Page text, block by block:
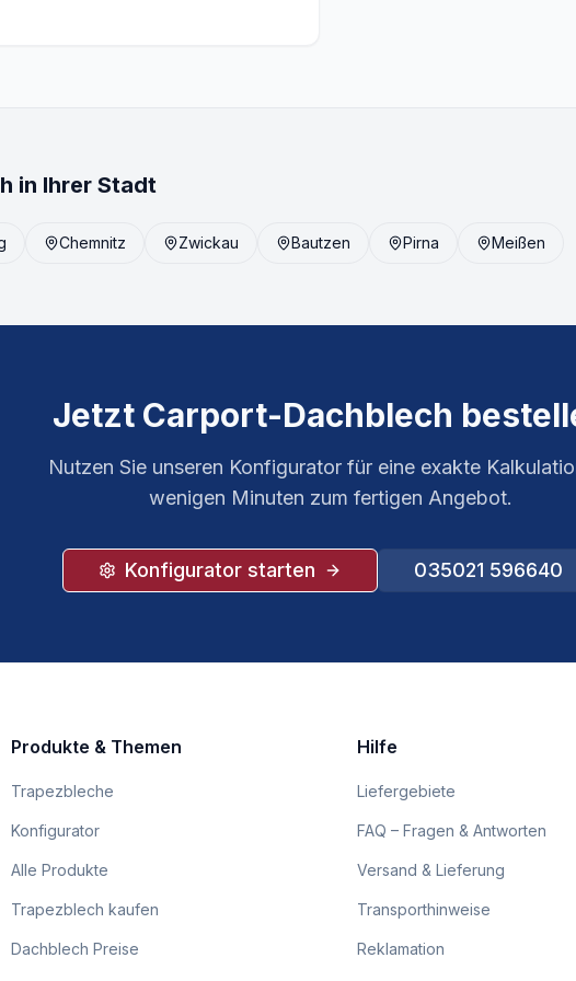
in Ihrer Stadt
Chemnitz Zwickau Bautzen Pirna Meißen
Jetzt Carport-Dachblech
Nutzen Sie unseren Konfigurator für eine exakte
wenigen Minuten zum fertigen Angebot.
Konfigurator starten 035021 596640
Produkte & Themen
Trapezbleche
Konfigurator
Alle Produkte
Trapezblech kaufen
Dachblech Preise
Hilfe
Liefergebiete
FAQ – Fragen & Antworten
Versand & Lieferung
Transporthinweise
Reklamation